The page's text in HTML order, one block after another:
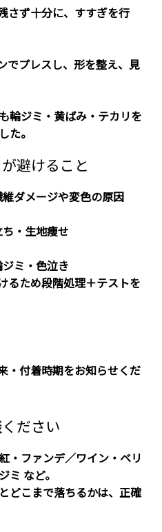
さず十分に、すすぎを行
でプレスし、形を整え、見
輪ジミ・黄ばみ・テカリを
た。
避けること
維ダメージや変色の原因
ち・生地痩せ
ジミ・色泣き
るため段階処理＋テストを
・付着時期をお知らせくだ
ださい
・ファンデ／ワイン・ベリ
ミ など。
どこまで落ちるかは、正確